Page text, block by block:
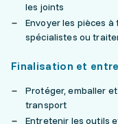
les joints
Envoyer les pièces
spécialistes ou
Finalisation et
Protéger, emballer
transport
Entretenir les outils